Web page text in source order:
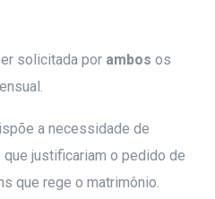
solicitada por ambos os
a necessidade de
justificariam o pedido de
que rege o matrimônio.